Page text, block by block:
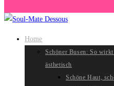
Home
Schöner Busen: So
ästhetisch
Schöne Haut,